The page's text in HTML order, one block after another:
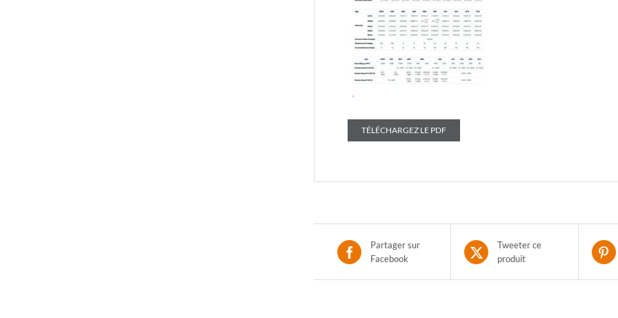
TÉLÉCHARGEZ LE PDF
Partager sur
Facebook
Tweeter ce
produit